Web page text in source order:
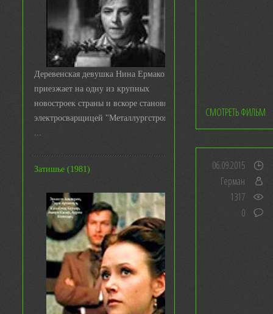
Деревенская девушка Нина Ермакова
приезжает на одну из крупных
новостроек страны и вскоре становится
электросварщицей "Металлургстроя&q
...
Затишье (1981)
СМОТРЕТЬ ФИЛЬМ
06.09.2015
Герман
1317
0